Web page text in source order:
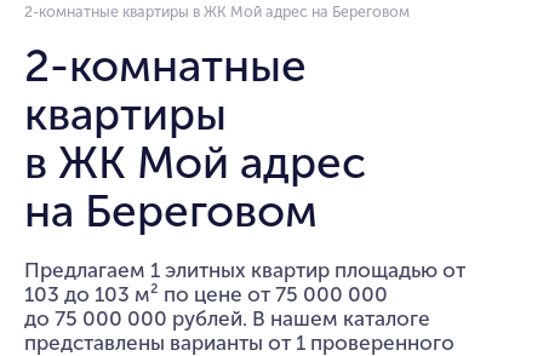
2-комнатные квартиры в ЖК Мой адрес на Береговом
2-комнатные
квартиры
в ЖК Мой адрес
на Береговом
Предлагаем 1 элитных квартир площадью от
103 до 103 м² по цене от 75 000 000
до 75 000 000 рублей. В нашем каталоге
представлены варианты от 1 проверенного